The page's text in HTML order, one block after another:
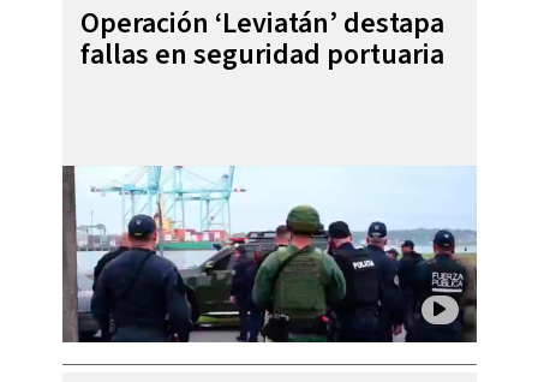
Operación ‘Leviatán’ destapa
fallas en seguridad portuaria